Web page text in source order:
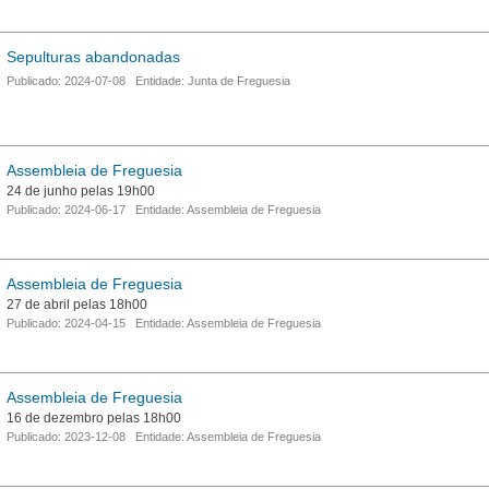
Sepulturas abandonadas
Publicado: 2024-07-08 Entidade: Junta de Freguesia
Assembleia de Freguesia
24 de junho pelas 19h00
Publicado: 2024-06-17 Entidade: Assembleia de Freguesia
Assembleia de Freguesia
27 de abril pelas 18h00
Publicado: 2024-04-15 Entidade: Assembleia de Freguesia
Assembleia de Freguesia
16 de dezembro pelas 18h00
Publicado: 2023-12-08 Entidade: Assembleia de Freguesia